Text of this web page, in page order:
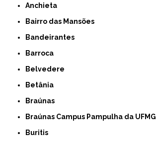
Anchieta
Bairro das Mansões
Bandeirantes
Barroca
Belvedere
Betânia
Braúnas
Braúnas Campus Pampulha da UFMG
Buritis